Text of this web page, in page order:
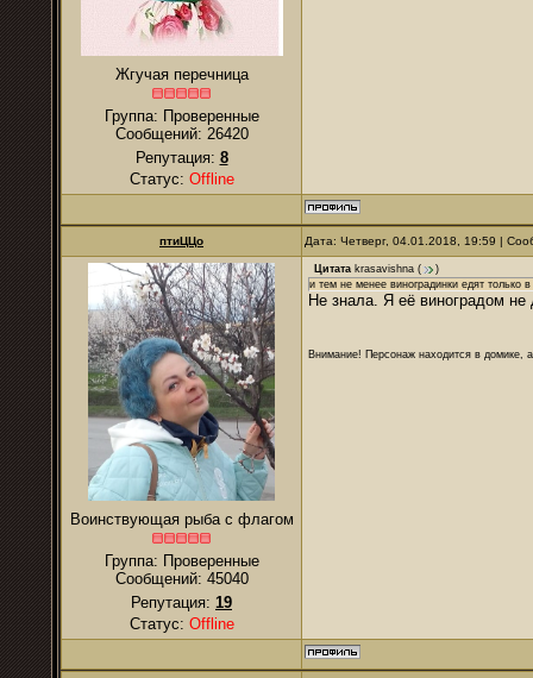
Жгучая перечница
Группа: Проверенные
Сообщений: 26420
Репутация: 8
Статус: Offline
птиЦЦо Дата: Четверг, 04.01.2018, 19:59 |
Воинствующая рыба с флагом
Группа: Проверенные
Сообщений: 45040
Репутация: 19
Статус: Offline
Цитата krasavishna (
)
и тем не менее виноградинки едят только в
Не знала. Я её виноградом
Внимание! Персонаж находится в домике,